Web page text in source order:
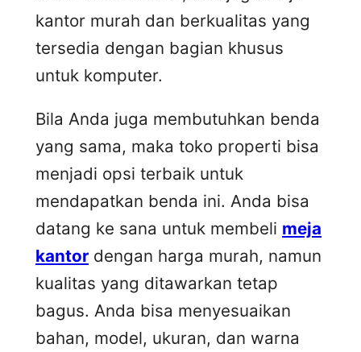
kantor murah dan berkualitas yang
tersedia dengan bagian khusus
untuk komputer.
Bila Anda juga membutuhkan benda
yang sama, maka toko properti bisa
menjadi opsi terbaik untuk
mendapatkan benda ini. Anda bisa
datang ke sana untuk membeli meja
kantor dengan harga murah, namun
kualitas yang ditawarkan tetap
bagus. Anda bisa menyesuaikan
bahan, model, ukuran, dan warna